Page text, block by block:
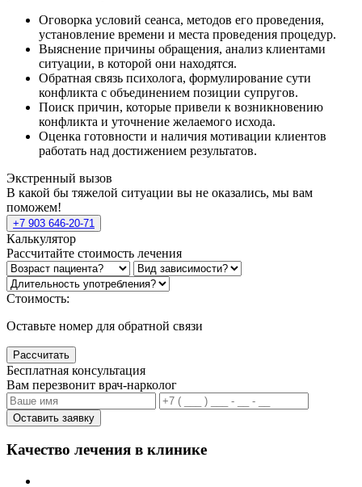
Оговорка условий сеанса, методов его проведения,
установление времени и места проведения процедур.
Выяснение причины обращения, анализ клиентами
ситуации, в которой они находятся.
Обратная связь психолога, формулирование сути
конфликта с объединением позиции супругов.
Поиск причин, которые привели к возникновению
конфликта и уточнение желаемого исхода.
Оценка готовности и наличия мотивации клиентов
работать над достижением результатов.
Экстренный вызов
В какой бы тяжелой ситуации вы не оказались, мы вам
поможем!
+7 903 646-20-71
Калькулятор
Рассчитайте стоимость лечения
Стоимость:
Оставьте номер для обратной связи
Рассчитать
Бесплатная консультация
Вам перезвонит врач-нарколог
Оставить заявку
Качество лечения в клинике